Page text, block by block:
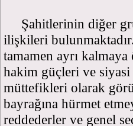
Şahitlerinin diğer
ilişkileri
tamamen ayrı
hakim güçleri ve
müttefikleri olarak
bayrağına hürmet
reddederler ve genel